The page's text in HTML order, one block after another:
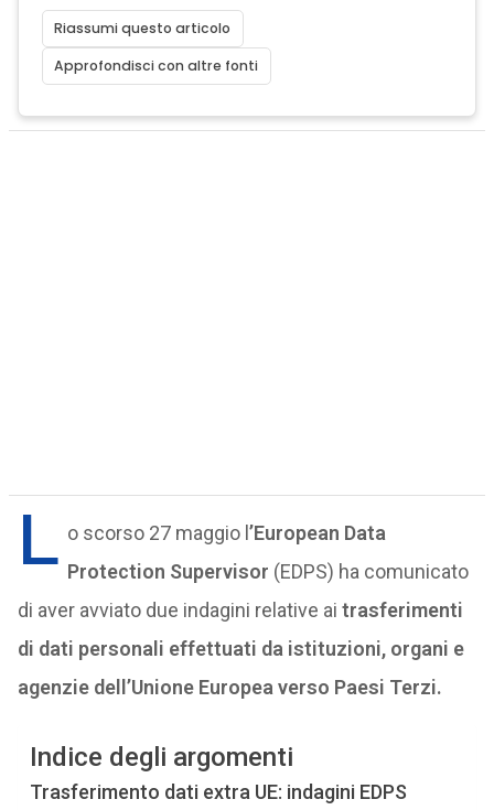
Riassumi questo articolo
Approfondisci con altre fonti
L o scorso 27 maggio l ’European Data
Protection Supervisor (EDPS) ha comunicato
di aver avviato due indagini relative ai trasferimenti
di dati personali effettuati da istituzioni, organi e
agenzie dell’Unione Europea verso Paesi Terzi.
Indice degli argomenti
Trasferimento dati extra UE: indagini EDPS